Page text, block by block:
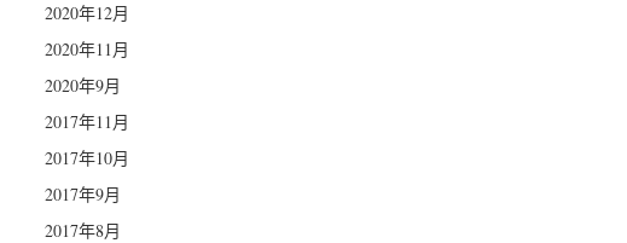
2020年12月
2020年11月
2020年9月
2017年11月
2017年10月
2017年9月
2017年8月